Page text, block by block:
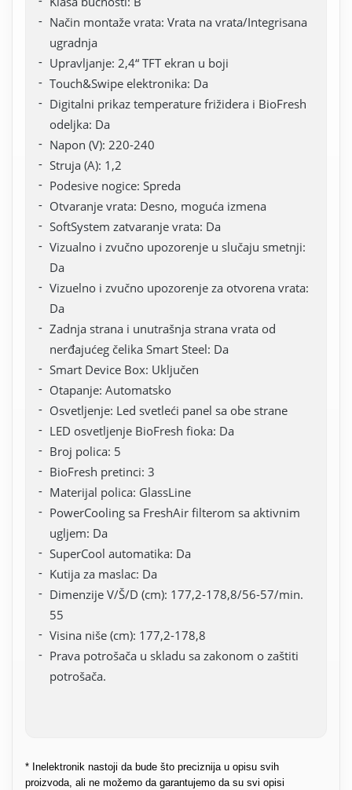
Način montaže vrata: Vrata na vrata/Integrisana
ugradnja
Upravljanje: 2,4“ TFT ekran u boji
Touch&Swipe elektronika: Da
Digitalni prikaz temperature frižidera i BioFresh
odeljka: Da
Napon (V): 220-240
Struja (A): 1,2
Podesive nogice: Spreda
Otvaranje vrata: Desno, moguća izmena
SoftSystem zatvaranje vrata: Da
Vizualno i zvučno upozorenje u slučaju smetnji:
Da
Vizuelno i zvučno upozorenje za otvorena vrata:
Da
Zadnja strana i unutrašnja strana vrata od
nerđajućeg čelika Smart Steel: Da
Smart Device Box: Uključen
Otapanje: Automatsko
Osvetljenje: Led svetleći panel sa obe strane
LED osvetljenje BioFresh fioka: Da
Broj polica: 5
BioFresh pretinci: 3
Materijal polica: GlassLine
PowerCooling sa FreshAir filterom sa aktivnim
ugljem: Da
SuperCool automatika: Da
Kutija za maslac: Da
Dimenzije V/Š/D (cm): 177,2-178,8/56-57/min.
55
Visina niše (cm): 177,2-178,8
Prava potrošača u skladu sa zakonom o zaštiti
potrošača.
* Inelektronik nastoji da bude što preciznija u opisu svih
proizvoda, ali ne možemo da garantujemo da su svi opisi